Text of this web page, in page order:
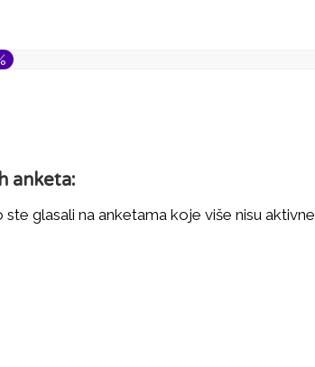
anketa:
glasali na anketama koje više nisu aktivne